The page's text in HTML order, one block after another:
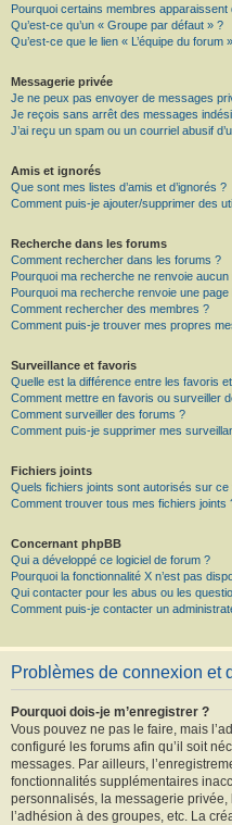
Pourquoi certains membres
Qu’est-ce qu’un « Groupe par défaut » ?
Qu’est-ce que le lien « L’équipe du forum
Messagerie privée
Je ne peux pas envoyer de messages
Je reçois sans arrêt des messages
J’ai reçu un spam ou un courriel abusif
Amis et ignorés
Que sont mes listes d’amis et d’ignorés ?
Comment puis-je ajouter/supprimer des
Recherche dans les forums
Comment rechercher dans les forums ?
Pourquoi ma recherche ne renvoie aucun
Pourquoi ma recherche renvoie une page
Comment rechercher des membres ?
Comment puis-je trouver mes propres
Surveillance et favoris
Quelle est la différence entre les favoris
Comment mettre en favoris ou surveiller
Comment surveiller des forums ?
Comment puis-je supprimer mes
Fichiers joints
Quels fichiers joints sont autorisés sur ce
Comment trouver tous mes fichiers joints
Concernant phpBB
Qui a développé ce logiciel de forum ?
Pourquoi la fonctionnalité X n’est pas
Qui contacter pour les abus ou les
Comment puis-je contacter un
Problèmes de connexion et
Pourquoi dois-je m’enregistrer ?
Vous pouvez ne pas le faire, mais
configuré les forums afin qu’il soit
messages. Par ailleurs,
fonctionnalités supplémentaires
personnalisés, la messagerie
l’adhésion à des groupes, etc. La